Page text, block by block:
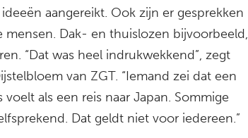
aangereikt. Ook zijn er gesprekken
mensen. Dak- en thuislozen bijvoorbeeld,
“Dat was heel indrukwekkend”, zegt
van ZGT. “Iemand zei dat een
als een reis naar Japan. Sommige
Dat geldt niet voor iedereen.”